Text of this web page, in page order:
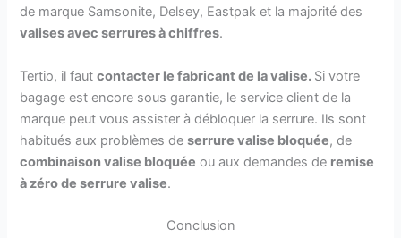
de marque Samsonite, Delsey, Eastpak et la majorité des
valises avec serrures à chiffres.
Tertio, il fautcontacter le fabricant de la valise. Si votre
bagage est encore sous garantie, le service client de la
marque peut vous assister à débloquer la serrure. Ils sont
habitués aux problèmes deserrure valise bloquée, de
combinaison valise bloquée ou aux demandes de remise
à zéro de serrure valise.
Conclusion